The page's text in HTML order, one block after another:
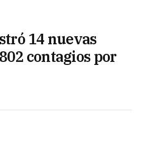
14 nuevas
contagios por